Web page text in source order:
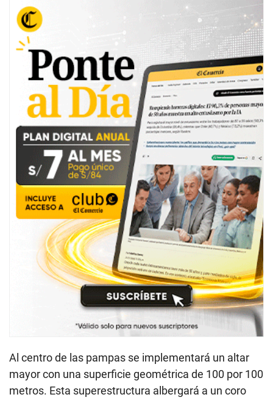
Al centro de las pampas se implementará un altar
mayor con una superficie geométrica de 100 por 100
metros. Esta superestructura albergará a un coro